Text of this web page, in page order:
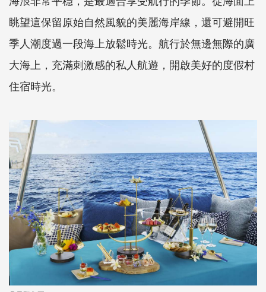
眺望這保留原始自然風貌的美麗海岸線，還可避開旺
季人潮度過一段海上放鬆時光。航行於無邊無際的廣
大海上，充滿刺激感的私人航遊，開啟美好的度假村
住宿時光。